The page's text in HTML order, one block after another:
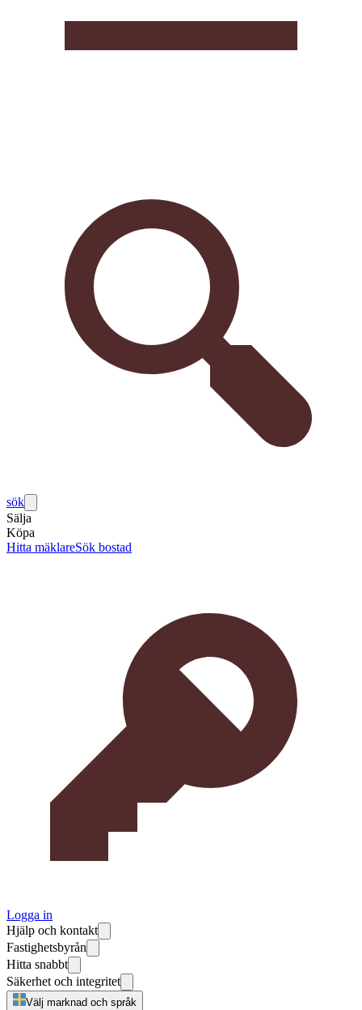
sök
Sälja
Köpa
Hitta mäklareSök bostad
Logga in
Hjälp och kontakt
Fastighetsbyrån
Hitta snabbt
Säkerhet och integritet
Välj marknad och språk